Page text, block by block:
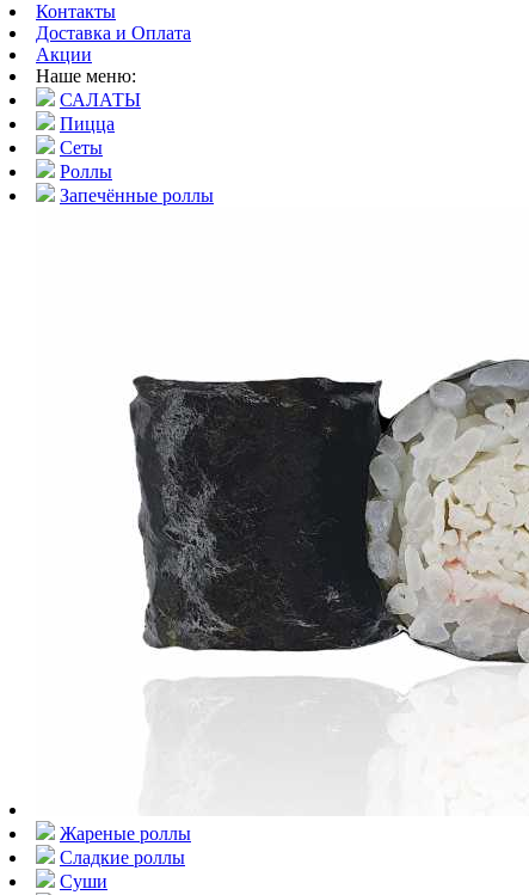
Контакты
Доставка и Оплата
Акции
Наше меню:
САЛАТЫ
Пицца
Сеты
Роллы
Запечённые роллы
Жареные роллы
Сладкие роллы
Суши